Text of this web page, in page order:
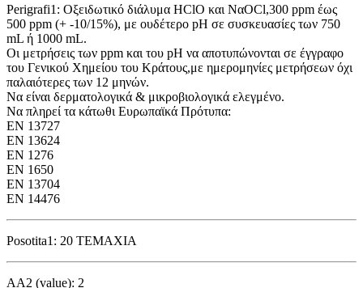
Perigrafi1: Οξειδωτικό διάλυμα HClO και ΝαOCl,300 ppm έως
500 ppm (+ -10/15%), με ουδέτερο pH σε συσκευασίες των 750
mL ή 1000 mL.
Οι μετρήσεις των ppm και του pH να αποτυπώνονται σε έγγραφο
του Γενικού Χημείου του Κράτους,με ημερομηνίες μετρήσεων όχι
παλαιότερες των 12 μηνών.
Να είναι δερματολογικά & μικροβιολογικά ελεγμένο.
Να πληρεί τα κάτωθι Ευρωπαϊκά Πρότυπα:
EN 13727
EN 13624
ΕΝ 1276
ΕΝ 1650
EN 13704
EN 14476
Posotita1: 20 ΤΕΜΑΧΙΑ
AA2 (value): 2